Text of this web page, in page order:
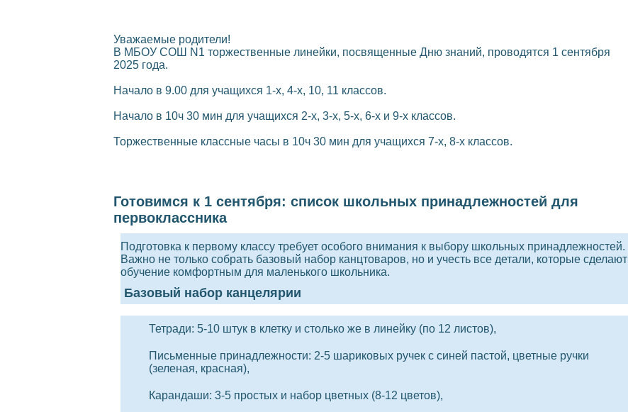
Уважаемые родители!
В МБОУ СОШ N1 торжественные линейки, посвященные Дню знаний, проводятся 1 сентября
2025 года.
Начало в 9.00 для учащихся 1-х, 4-х, 10, 11 классов.
Начало в 10ч 30 мин для учащихся 2-х, 3-х, 5-х, 6-х и 9-х классов.
Торжественные классные часы в 10ч 30 мин для учащихся 7-х, 8-х классов.
Готовимся к 1 сентября: список школьных принадлежностей для
первоклассника
Подготовка к первому классу требует особого внимания к выбору школьных принадлежностей.
Важно не только собрать базовый набор канцтоваров, но и учесть все детали, которые сделают
обучение комфортным для маленького школьника.
Базовый набор канцелярии
Тетради: 5-10 штук в клетку и столько же в линейку (по 12 листов),
Письменные принадлежности: 2-5 шариковых ручек с синей пастой, цветные ручки
(зеленая, красная),
Карандаши: 3-5 простых и набор цветных (8-12 цветов),